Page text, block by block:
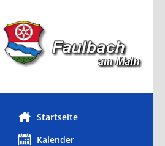
Startseite
Kalender